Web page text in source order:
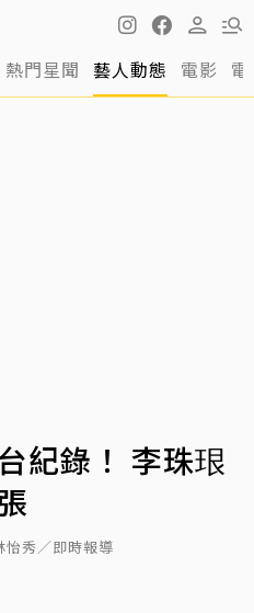
熱門星聞 藝人動態 電影
紀錄！ 李珠珢
怡秀／即時報導